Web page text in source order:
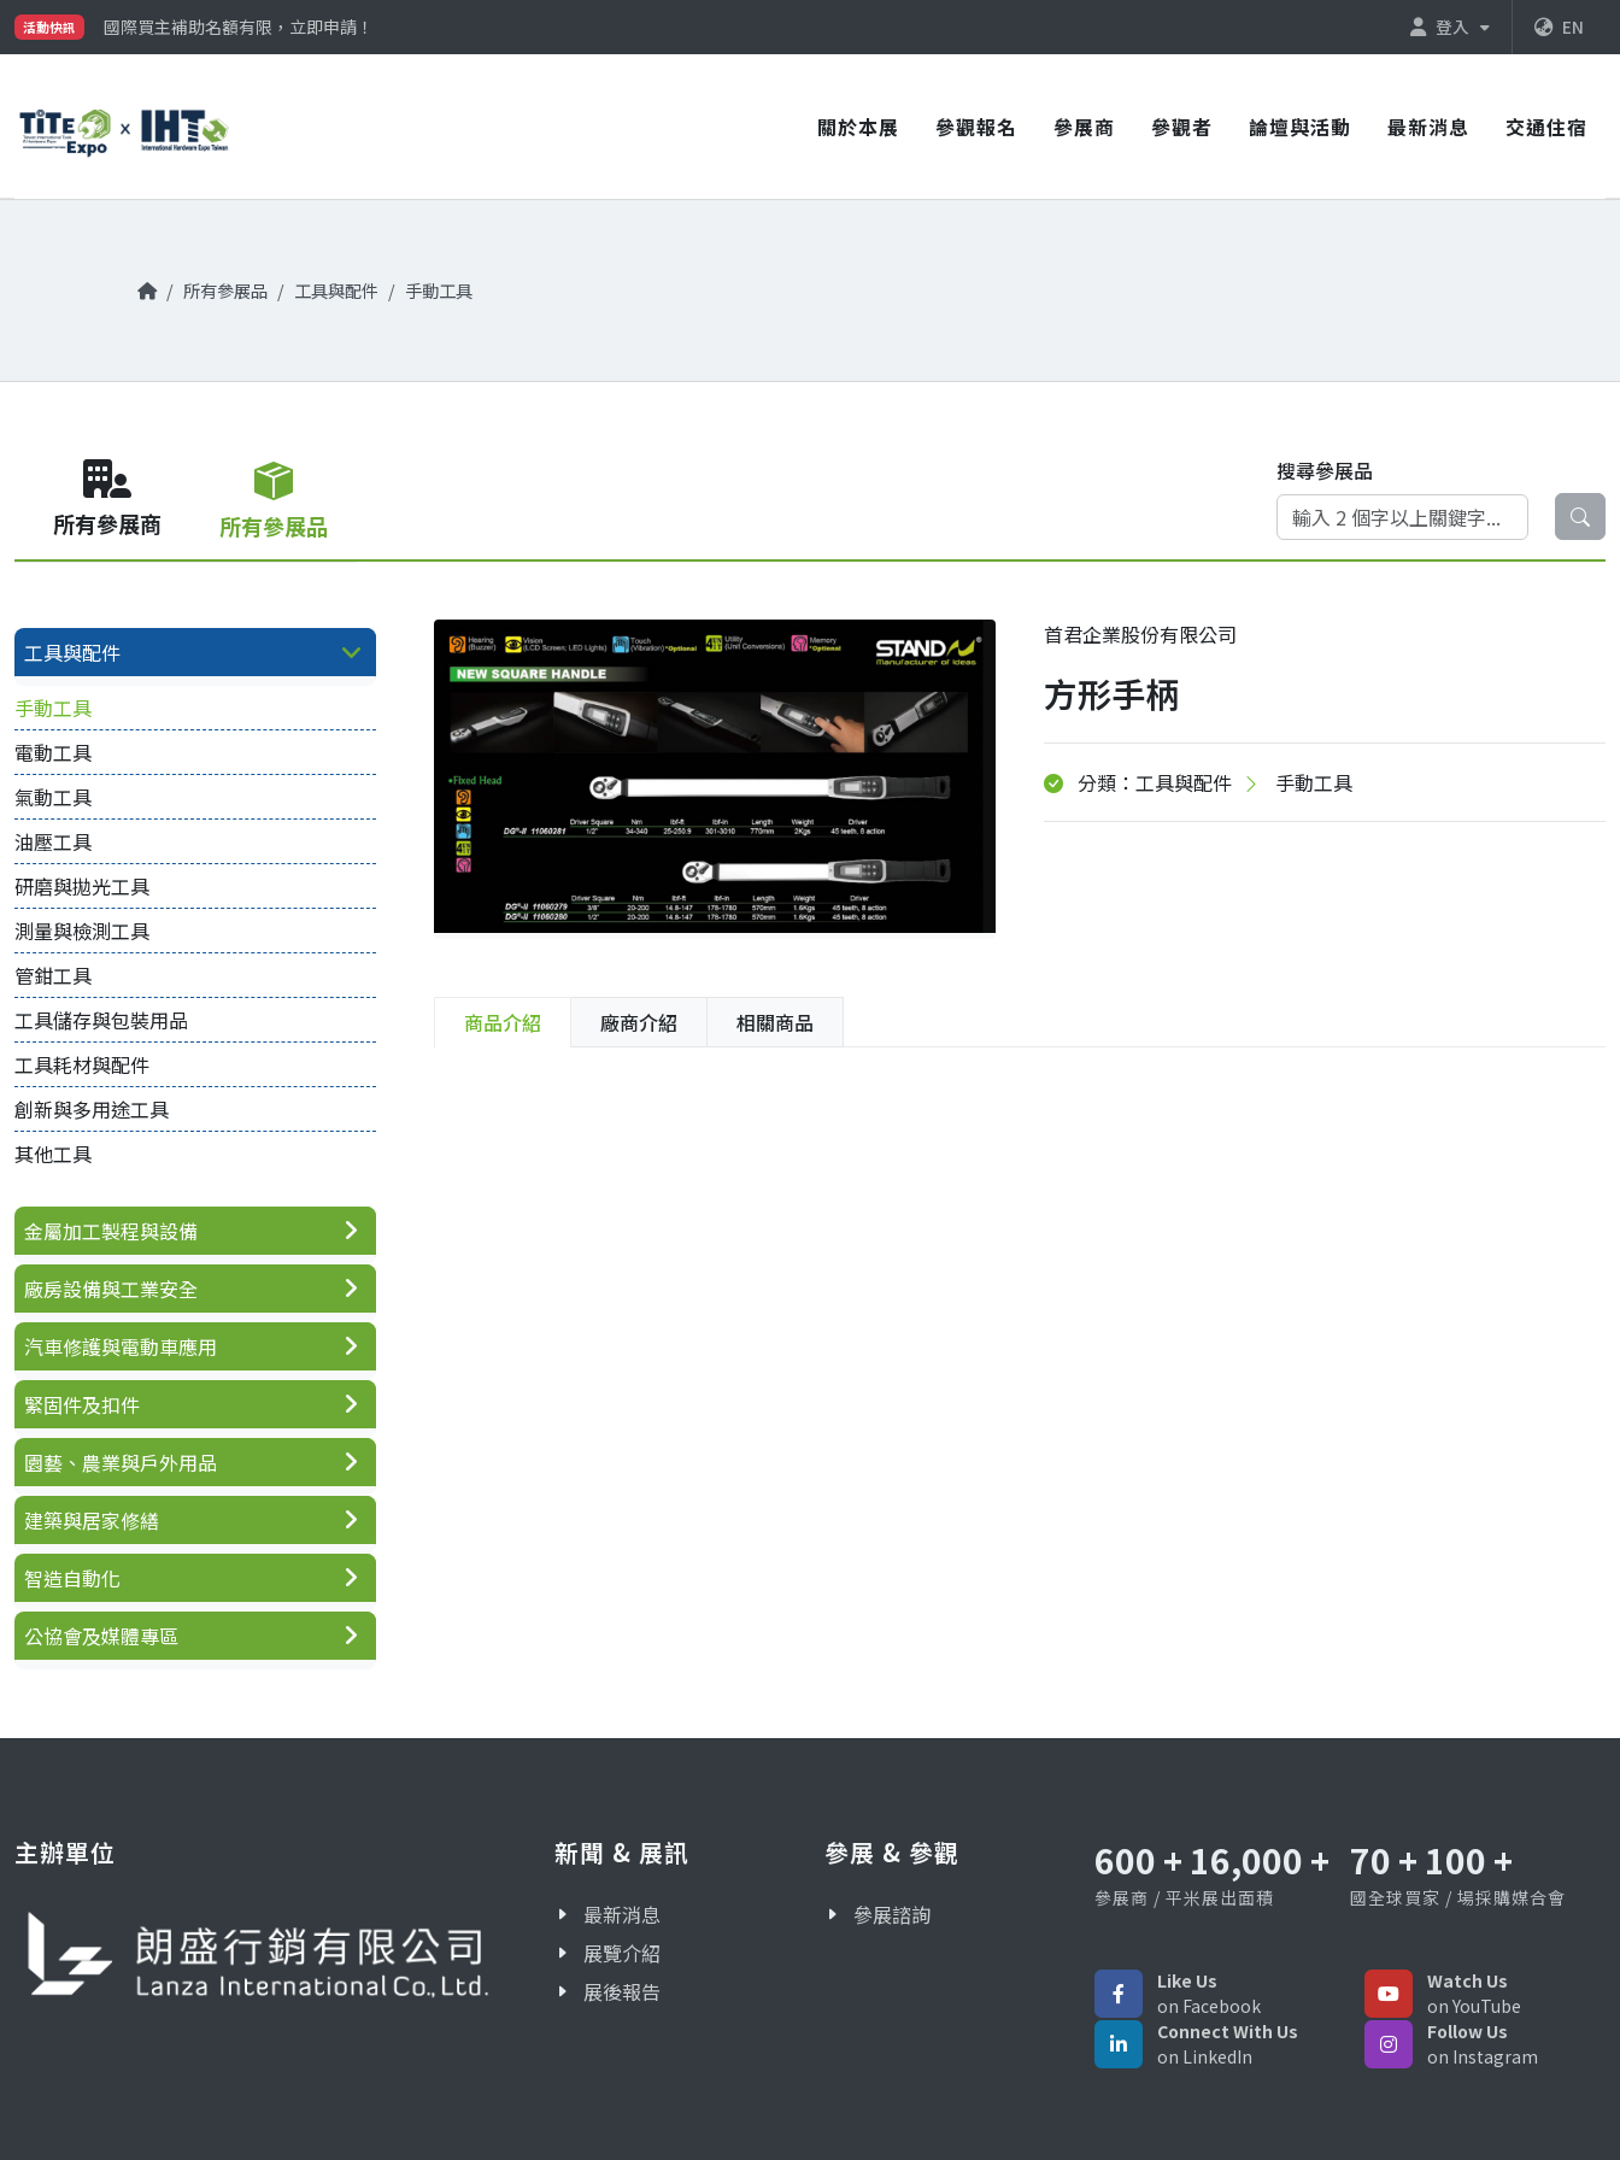
活動快訊
國際買主補助名額有限，立即申請！
參觀門票開放申請中‼️
登入 EN
關於本展 參觀報名 參展商 參觀者 論壇與活動 最新消息 交通住宿
所有參展品 工具與配件 手動工具
所有參展商 所有參展品
搜尋參展品
首君企業股份有限公司
方形手柄
分類：工具與配件 手動工具
商品介紹 廠商介紹 相關商品
工具與配件
手動工具
電動工具
氣動工具
油壓工具
研磨與拋光工具
測量與檢測工具
管鉗工具
工具儲存與包裝用品
工具耗材與配件
創新與多用途工具
其他工具
金屬加工製程與設備
廠房設備與工業安全
汽車修護與電動車應用
緊固件及扣件
園藝、農業與戶外用品
建築與居家修繕
智造自動化
公協會及媒體專區
主辦單位 新聞 & 展訊
最新消息
展覽介紹
展後報告
參展 & 參觀
參展諮詢
600 + 16,000 +
參展商 / 平米展出面積
70 + 100 +
國全球買家 / 場採購媒合會
Like Us
on Facebook
Watch Us
on YouTube
Connect With Us
on LinkedIn
Follow Us
on Instagram